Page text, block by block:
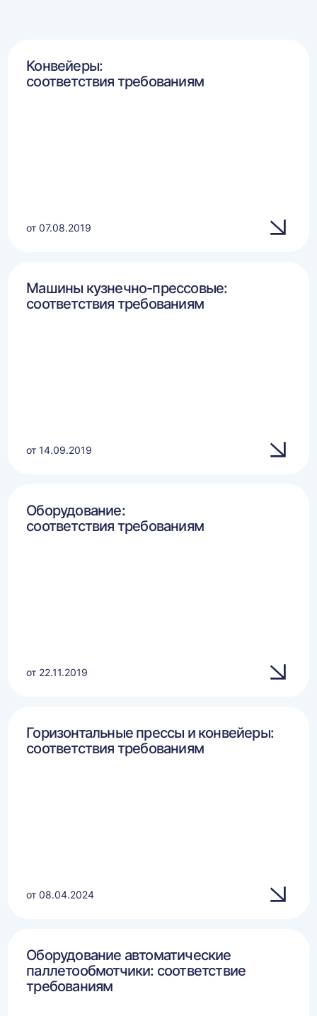
Конвейеры:
соответствия требованиям
от 07.08.2019
Машины кузнечно-прессовые:
соответствия требованиям
от 14.09.2019
Оборудование:
соответствия требованиям
от 22.11.2019
Горизонтальные прессы и конвейеры:
соответствия требованиям
от 08.04.2024
Оборудование автоматические
паллетообмотчики: соответствие
требованиям